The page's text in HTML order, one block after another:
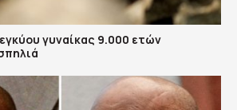
γυναίκας 9.000 ετών